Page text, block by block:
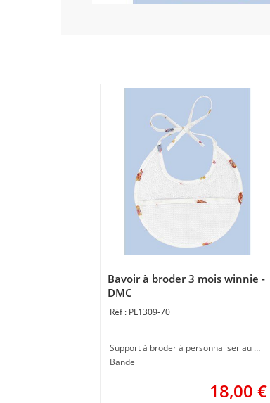
Bavoir à broder 3 mois winnie -
DMC
PL1309-70
Support à broder à personnaliser au point de croix
Bande
18,00 €